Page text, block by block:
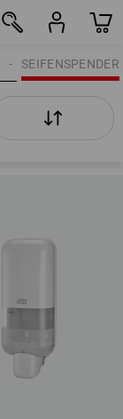
SEIFENSPENDER